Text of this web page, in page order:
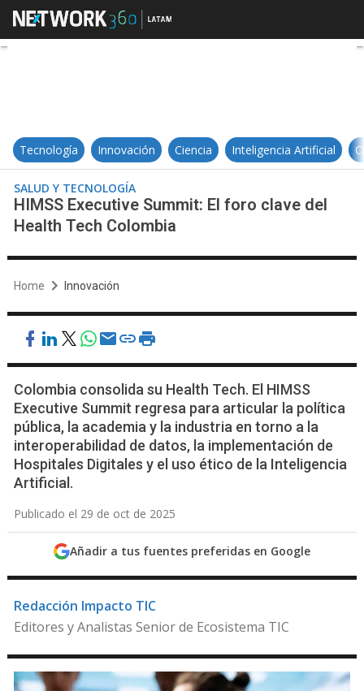
HIMSS Executive Summit: El
Tecnología Innovación Ciencia Inteligencia Artificial
SALUD Y TECNOLOGÍA
HIMSS Executive Summit: El foro clave del
Health Tech Colombia
Home Innovación
Colombia consolida su Health Tech. El HIMSS
Executive Summit regresa para articular la política
pública, la academia y la industria en torno a la
interoperabilidad de datos, la implementación de
Hospitales Digitales y el uso ético de la Inteligencia
Artificial.
Publicado el 29 de oct de 2025
Añadir a tus fuentes preferidas en Google
Redacción Impacto TIC
Editores y Analistas Senior de Ecosistema TIC